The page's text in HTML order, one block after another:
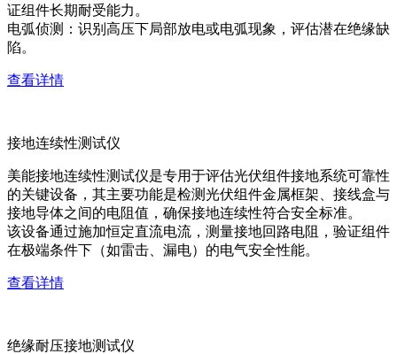
证组件长期耐受能力。
电弧侦测：识别高压下局部放电或电弧现象，评估潜在绝缘缺
陷。
查看详情
接地连续性测试仪
美能接地连续性测试仪是专用于评估光伏组件接地系统可靠性
的关键设备，其主要功能是检测光伏组件金属框架、接线盒与
接地导体之间的电阻值，确保接地连续性符合安全标准。
该设备通过施加恒定直流电流，测量接地回路电阻，验证组件
在极端条件下（如雷击、漏电）的电气安全性能。
查看详情
绝缘耐压接地测试仪